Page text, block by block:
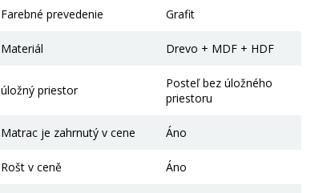
Farebné prevedenie Grafit
Materiál Drevo + MDF + HDF
úložný priestor
Posteľ bez úložného
priestoru
Matrac je zahrnutý v cene Áno
Rošt v ceně Áno